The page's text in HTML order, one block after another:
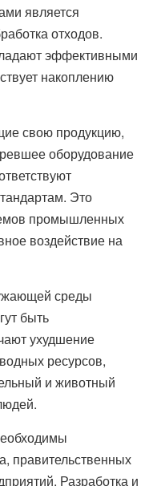
является
отходов.
эффективными
накоплению
свою продукцию,
оборудование
Это
промышленных
воздействие на
среды
быть
ухудшение
ресурсов,
и животный
правительственных
Разработка и